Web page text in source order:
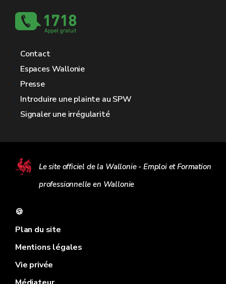
Contact
Espaces Wallonie
Presse
Introduire une plainte au SPW
Signaler une irrégularité
Le site officiel de la Wallonie - Emploi et Formation
professionnelle en Wallonie
🍪
Plan du site
Mentions légales
Vie privée